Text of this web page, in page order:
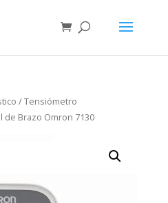
/Tensiómetro
de Brazo Omron 7130